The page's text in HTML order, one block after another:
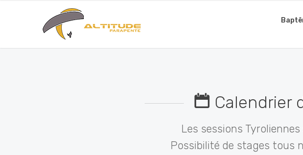
Calendrier
Les sessions
Possibilité de stages tous